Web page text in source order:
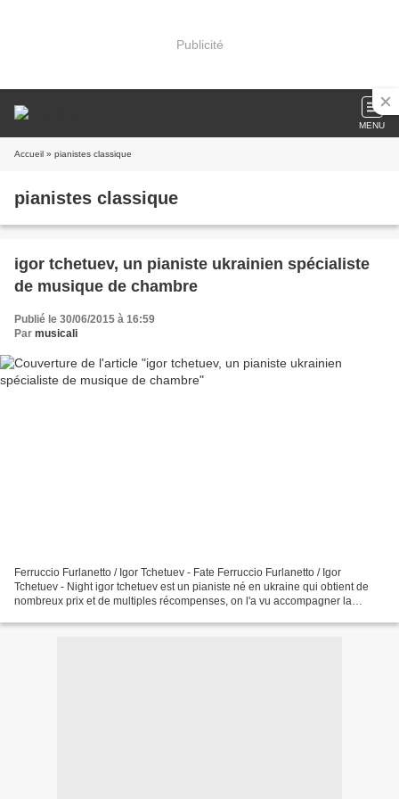
Publicité
MENU
Accueil » pianistes classique
pianistes classique
igor tchetuev, un pianiste ukrainien spécialiste
de musique de chambre
Publié le 30/06/2015 à 16:59
Par musicali
Ferruccio Furlanetto / Igor Tchetuev - Fate Ferruccio Furlanetto / Igor
Tchetuev - Night igor tchetuev est un pianiste né en ukraine qui obtient de
nombreux prix et de multiples récompenses, on l'a vu accompagner la